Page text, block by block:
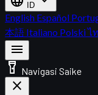
ID
English Español
本語 Italiano Polskiไ
menu
flashlight_on Navigasi Saike
close